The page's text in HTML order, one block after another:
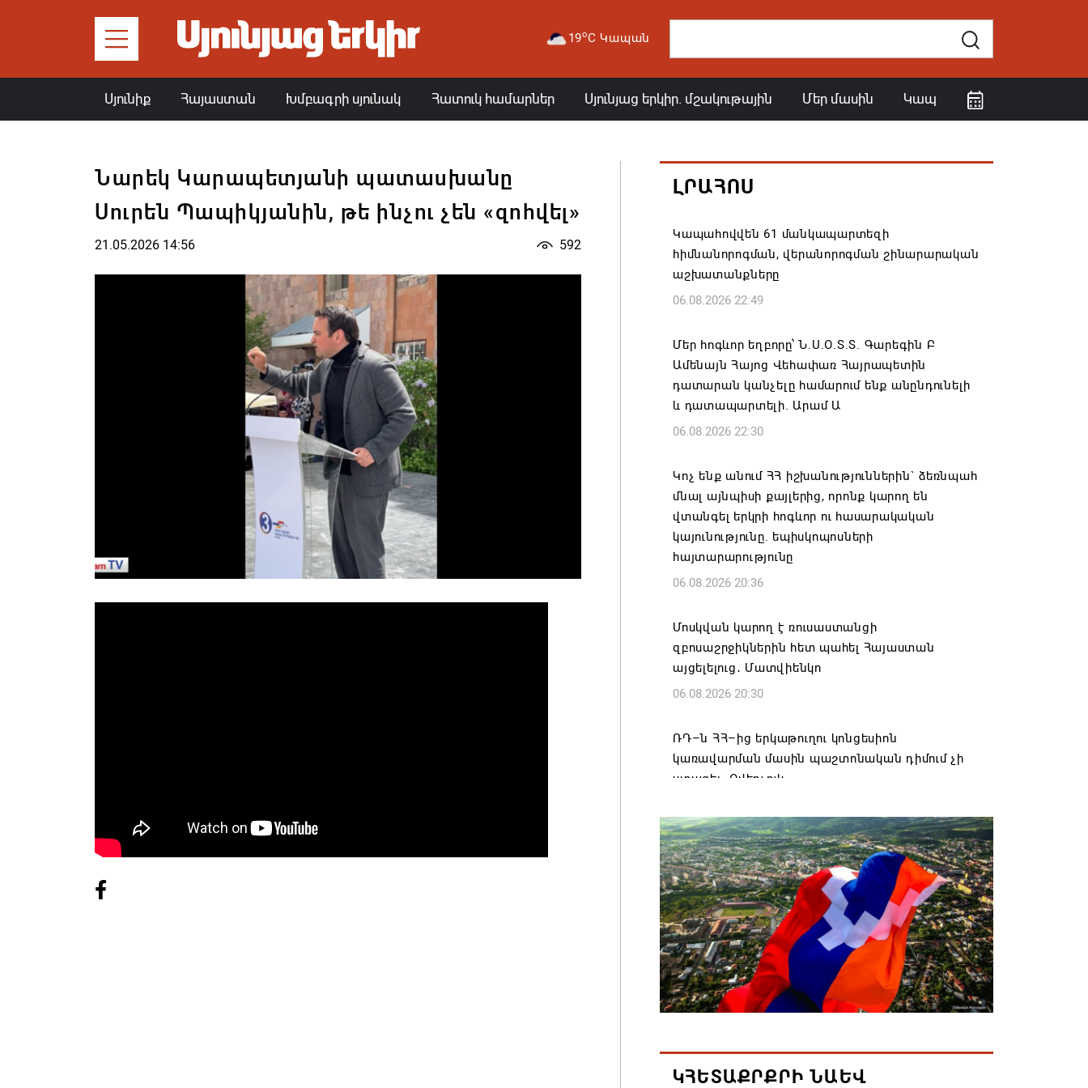
19oC Կապան
Սյունիք Հայաստան Խմբագրի սյունակ Հատուկ համարներ Սյունյաց երկիր. մշակութային Մեր մասին Կապ
Նարեկ Կարապետյանի պատասխանը
Սուրեն Պապիկյանին, թե ինչու չեն «զոհվել»
21.05.2026 14:56 592
ԼՐԱՀՈՍ
Կապահովվեն 61 մանկապարտեզի
հիմնանորոգման, վերանորոգման շինարարական
աշխատանքները
06.08.2026 22:49
Մեր հոգևոր եղբորը՝ Ն.Ս.Օ.Տ.Տ. Գարեգին Բ
Ամենայն Հայոց Վեհափառ Հայրապետին
դատարան կանչելը համարում ենք անընդունելի
և դատապարտելի. Արամ Ա
06.08.2026 22:30
Կոչ ենք անում ՀՀ իշխանություններին` ձեռնպահ
մնալ այնպիսի քայլերից, որոնք կարող են
վտանգել երկրի հոգևոր ու հասարակական
կայունությունը. եպիսկոպոսների
հայտարարությունը
06.08.2026 20:36
Մոսկվան կարող է ռուսաստանցի
զբոսաշրջիկներին հետ պահել Հայաստան
այցելելուց․ Մատվիենկո
06.08.2026 20:30
ՌԴ–ն ՀՀ–ից երկաթուղու կոնցեսիոն
կառավարման մասին պաշտոնական դիմում չի
ստացել. Օվերչուկ
Հայաստանյայց Առաքելական Եկեղեցու
առաջնորդը կկանգնի դատարանի առջև՝
կառավարության հետ խորացող
հակամարտության պատճառով․ Reuters-ի
արձագանքը
06.08.2026 18:41
Ռուսաստանից Ադրբեջանի տարածքով
06.08.2026 17:52
ԿՀԵՏԱՔՐՔՐԻ ՆԱԵՎ